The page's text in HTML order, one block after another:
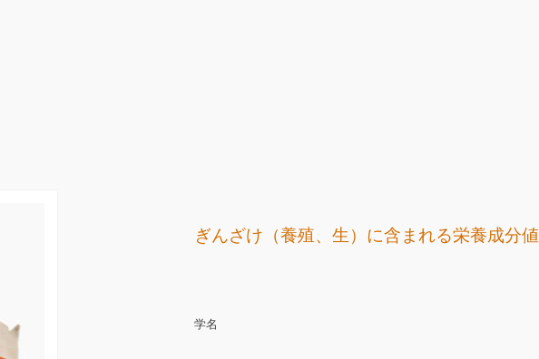
ぎんざけ（養殖、生）に含まれる栄養成分値
学名